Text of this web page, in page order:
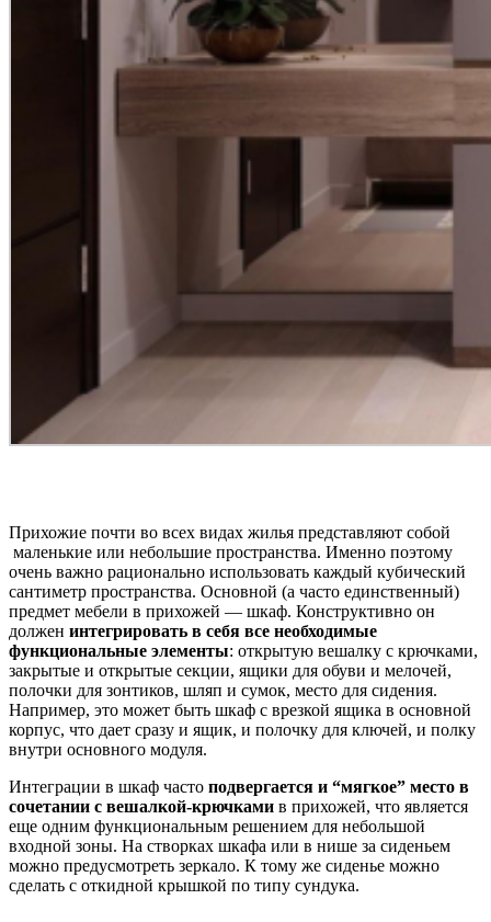
Прихожие почти во всех видах жилья представляют собой
маленькие или небольшие пространства. Именно поэтому
очень важно рационально использовать каждый кубический
сантиметр пространства. Основной (а часто единственный)
предмет мебели в прихожей — шкаф. Конструктивно он
должен интегрировать в себя все необходимые
функциональные элементы: открытую вешалку с крючками,
закрытые и открытые секции, ящики для обуви и мелочей,
полочки для зонтиков, шляп и сумок, место для сидения.
Например, это может быть шкаф с врезкой ящика в основной
корпус, что дает сразу и ящик, и полочку для ключей, и полку
внутри основного модуля.
Интеграции в шкаф часто подвергается и “мягкое” место в
сочетании с вешалкой-крючками в прихожей, что является
еще одним функциональным решением для небольшой
входной зоны. На створках шкафа или в нише за сиденьем
можно предусмотреть зеркало. К тому же сиденье можно
сделать с откидной крышкой по типу сундука.